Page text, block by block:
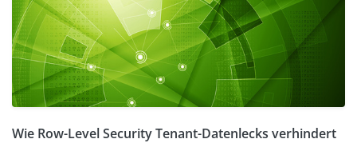
Wie Row-Level Security Tenant-Datenlecks verhindert